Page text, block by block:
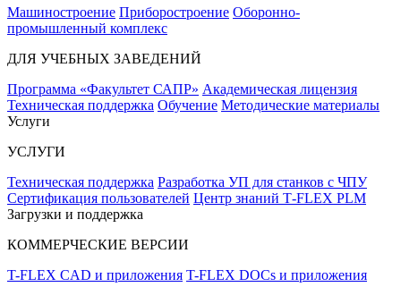
Машиностроение Приборостроение Оборонно-
промышленный комплекс
ДЛЯ УЧЕБНЫХ ЗАВЕДЕНИЙ
Программа «Факультет САПР» Академическая лицензия
Техническая поддержка Обучение Методические материалы
Услуги
УСЛУГИ
Техническая поддержка Разработка УП для станков с ЧПУ
Сертификация пользователей Центр знаний T‑FLEX PLM
Загрузки и поддержка
КОММЕРЧЕСКИЕ ВЕРСИИ
T-FLEX CAD и приложения T-FLEX DOCs и приложения